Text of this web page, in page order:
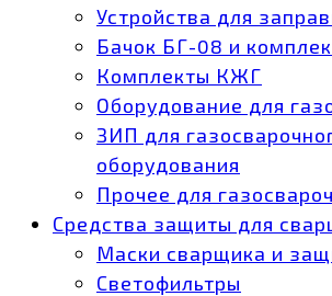
Устройства для
Бачок БГ-08 и
Комплекты КЖГ
Оборудование для
ЗИП для
оборудования
Прочее для
Средства защиты для
Маски сварщика и
Светофильтры